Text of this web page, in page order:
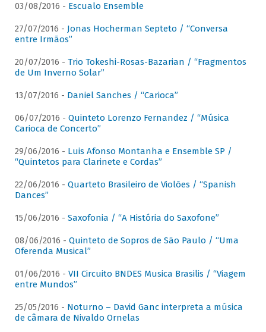
03/08/2016 - Escualo Ensemble
27/07/2016 - Jonas Hocherman Septeto / “Conversa
entre Irmãos”
20/07/2016 - Trio Tokeshi-Rosas-Bazarian / “Fragmentos
de Um Inverno Solar”
13/07/2016 - Daniel Sanches / “Carioca”
06/07/2016 - Quinteto Lorenzo Fernandez / “Música
Carioca de Concerto”
29/06/2016 - Luis Afonso Montanha e Ensemble SP /
“Quintetos para Clarinete e Cordas”
22/06/2016 - Quarteto Brasileiro de Violões / “Spanish
Dances”
15/06/2016 - Saxofonia / “A História do Saxofone”
08/06/2016 - Quinteto de Sopros de São Paulo / “Uma
Oferenda Musical”
01/06/2016 - VII Circuito BNDES Musica Brasilis / “Viagem
entre Mundos”
25/05/2016 - Noturno – David Ganc interpreta a música
de câmara de Nivaldo Ornelas